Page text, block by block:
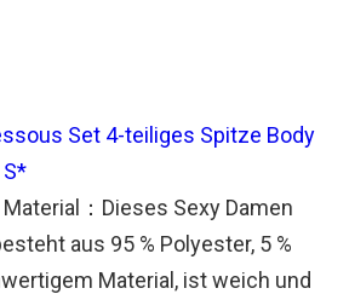
Set 4-teiliges Spitze Body
：Dieses Sexy Damen
aus 95 % Polyester, 5 %
Material, ist weich und